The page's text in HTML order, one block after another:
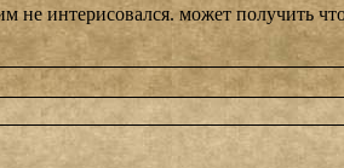
не интерисовался. может получить